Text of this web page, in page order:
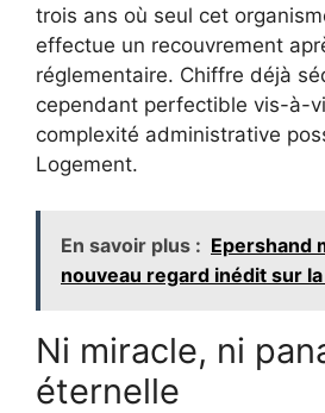
trois ans où seul cet
effectue un recouvrement
réglementaire. Chiffre déjà
cependant perfectible vis-à-
complexité administrative
Logement.
En savoir plus : Epershand
nouveau regard inédit sur
Ni miracle, ni
éternelle